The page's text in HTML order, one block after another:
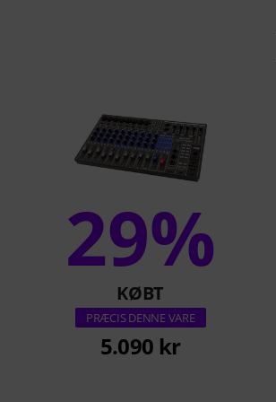
29%
KØBT
PRÆCIS DENNE VARE
5.090 kr